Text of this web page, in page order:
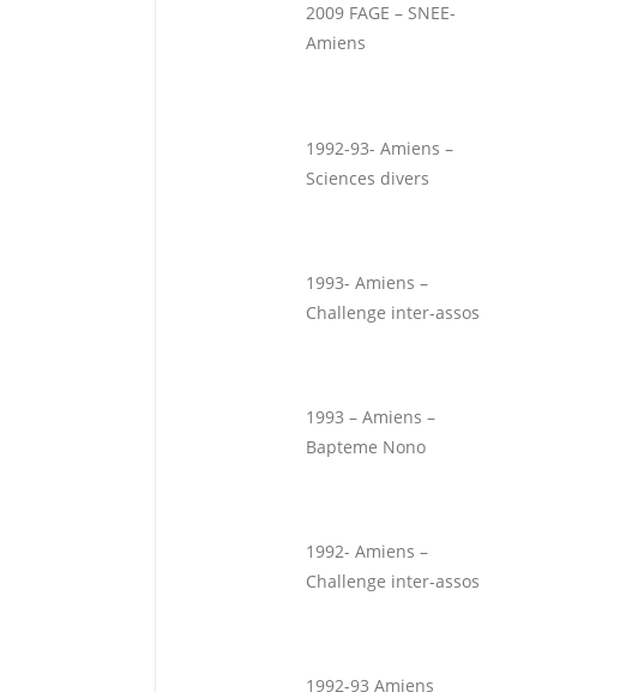
2009 FAGE – SNEE-
Amiens
1992-93- Amiens –
Sciences divers
1993- Amiens –
Challenge inter-assos
1993 – Amiens –
Bapteme Nono
1992- Amiens –
Challenge inter-assos
1992-93 Amiens